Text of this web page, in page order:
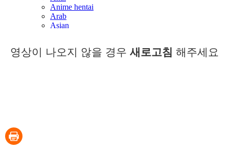
영상이 나오지 않을 경우 새로고침 해주세요